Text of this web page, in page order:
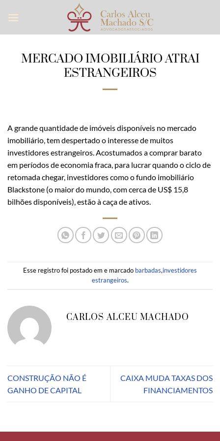
MERCADO IMOBILIÁRIO ATRAI
ESTRANGEIROS
A grande quantidade de imóveis disponíveis no mercado
imobiliário, tem despertado o interesse de muitos
investidores estrangeiros. Acostumados a comprar barato
em períodos de economia fraca, para lucrar quando o ciclo de
retomada chegar, investidores como o fundo imobiliário
Blackstone (o maior do mundo, com cerca de US$ 15,8
bilhões disponíveis), estão à caça de ativos.
Esse registro foi postado em e marcado barbadas,investidores
estrangeiros.
CARLOS ALCEU MACHADO
CONSTRUÇÃO NÃO É
GANHO DE CAPITAL
CAIXA MUDA TAXAS DOS
FINANCIAMENTOS